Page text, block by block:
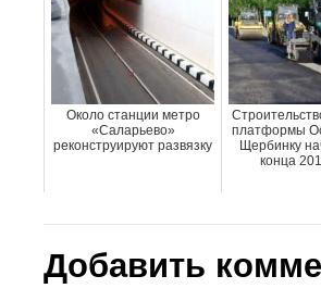
Около станции метро
«Саларьево»
реконструируют развязку
платформы
Щербинку
конца
Добавить